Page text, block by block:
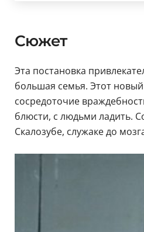
Сюжет
Эта постановка
большая семья. Этот
сосредоточие
блюсти, с людьми ладить.
Скалозубе, служаке до